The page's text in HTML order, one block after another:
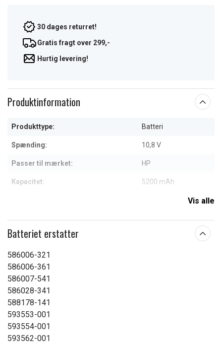
30 dages returret!
Gratis fragt over 299,-
Hurtig levering!
Produktinformation
Produkttype: Batteri
Spænding: 10,8 V
Passer til mærket: HP
Kapacitet: 5200 mAh
Vis alle
Batteriet erstatter
586006-321
586006-361
586007-541
586028-341
588178-141
593553-001
593554-001
593562-001